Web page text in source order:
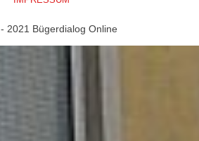
2021 Bügerdialog Online